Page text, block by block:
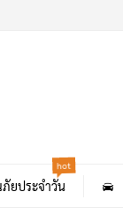
ยประจำวัน
hot